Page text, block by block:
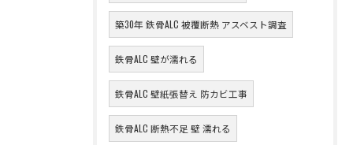
築30年 鉄骨ALC 被覆断熱 アスベスト調査
鉄骨ALC 壁が濡れる
鉄骨ALC 壁紙張替え 防カビ工事
鉄骨ALC 断熱不足 壁 濡れる